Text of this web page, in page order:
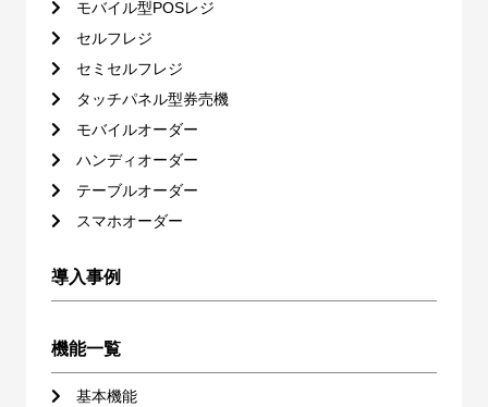
モバイル型POSレジ
セルフレジ
セミセルフレジ
タッチパネル型券売機
モバイルオーダー
ハンディオーダー
テーブルオーダー
スマホオーダー
導入事例
機能一覧
基本機能